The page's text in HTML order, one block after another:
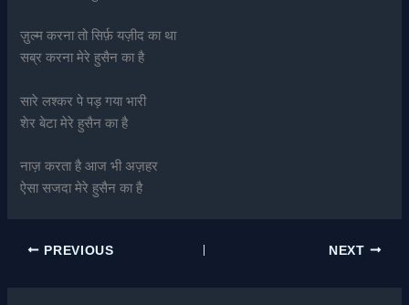
ज़ुल्म करना तो सिर्फ़ यज़ीद का था
सब्र करना मेरे हुसैन का है
सारे लश्कर पे पड़ गया भारी
शेर बेटा मेरे हुसैन का है
नाज़ करता है आज भी अज़हर
ऐसा सजदा मेरे हुसैन का है
PREVIOUS NEXT